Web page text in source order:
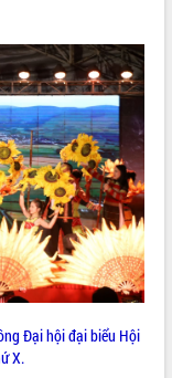
Đại hội đại biểu Hội
X.